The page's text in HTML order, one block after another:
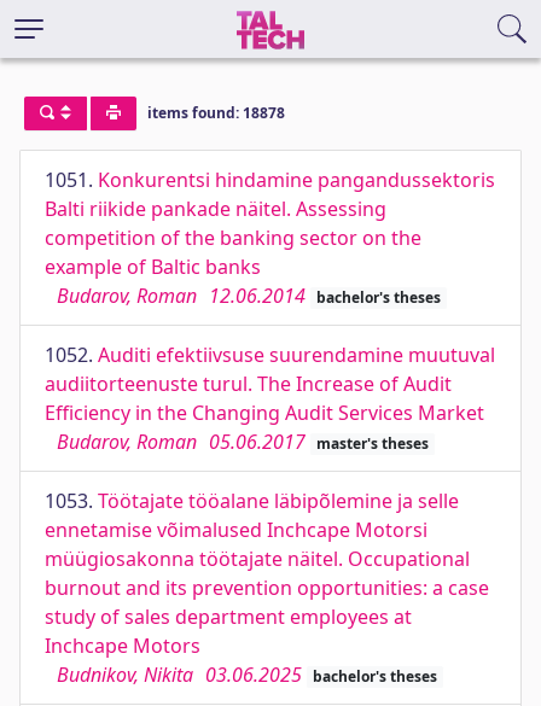
items found: 18878
1051. Konkurentsi hindamine pangandussektoris
Balti riikide pankade näitel. Assessing
competition of the banking sector on the
example of Baltic banks
Budarov, Roman 12.06.2014 bachelor's theses
1052. Auditi efektiivsuse suurendamine muutuval
audiitorteenuste turul. The Increase of Audit
Efficiency in the Changing Audit Services Market
Budarov, Roman 05.06.2017 master's theses
1053. Töötajate tööalane läbipõlemine ja selle
ennetamise võimalused Inchcape Motorsi
müügiosakonna töötajate näitel. Occupational
burnout and its prevention opportunities: a case
study of sales department employees at
Inchcape Motors
Budnikov, Nikita 03.06.2025 bachelor's theses